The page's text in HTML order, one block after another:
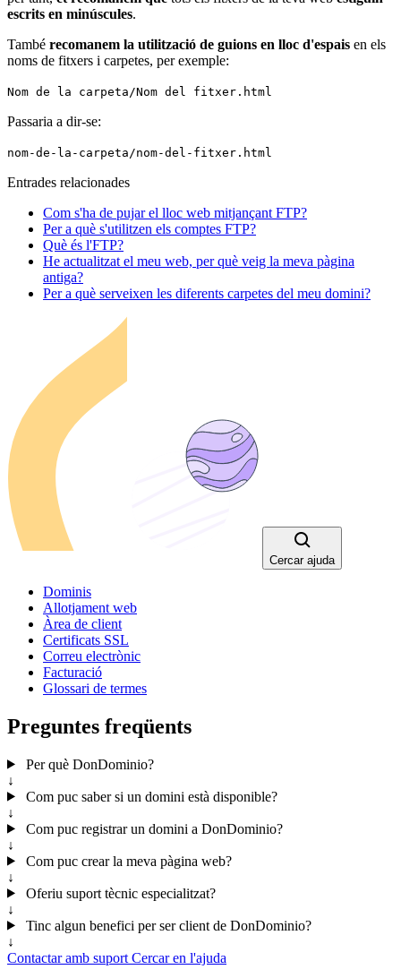
escrits en minúscules.
També recomanem la utilització de guions en lloc d'espais en els
noms de fitxers i carpetes, per exemple:
Nom de la carpeta/Nom del fitxer.html
Passaria a dir-se:
nom-de-la-carpeta/nom-del-fitxer.html
Entrades relacionades
Com s'ha de pujar el lloc web mitjançant FTP?
Per a què s'utilitzen els comptes FTP?
Què és l'FTP?
He actualitzat el meu web, per què veig la meva pàgina
antiga?
Per a què serveixen les diferents carpetes del meu domini?
Cercar ajuda
Dominis
Allotjament web
Àrea de client
Certificats SSL
Correu electrònic
Facturació
Glossari de termes
Preguntes freqüents
Per què DonDominio?
↓
Com puc saber si un domini està disponible?
↓
Com puc registrar un domini a DonDominio?
↓
Com puc crear la meva pàgina web?
↓
Oferiu suport tècnic especialitzat?
↓
Tinc algun benefici per ser client de DonDominio?
↓
Contactar amb suport Cercar en l'ajuda